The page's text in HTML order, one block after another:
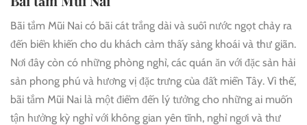
Bãi tắm Mũi Nai có bãi cát trắng dài và suối nước ngọt chảy ra
đến biển khiến cho du khách cảm thấy sảng khoái và thư giãn.
Nơi đây còn có những phòng nghỉ, các quán ăn với đặc sản hải
sản phong phú và hương vị đặc trưng của đất miền Tây. Vì thế,
bãi tắm Mũi Nai là một điểm đến lý tưởng cho những ai muốn
tận hưởng kỳ nghỉ với không gian yên tĩnh, nghỉ ngơi và thư